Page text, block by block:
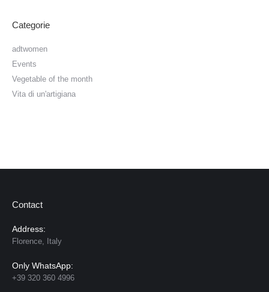
Categorie
adtwomen
Events
Vegetable of the month
Vita di un'artigiana
Contact
Address:
Florence, Italy
Only WhatsApp:
+39 320 360 4996